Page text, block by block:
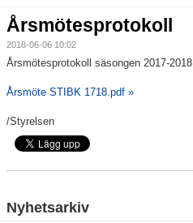
Avgifter
Årsmötesprotokoll
2018-06-06 10:02
Årsmötesprotokoll säsongen 2017-2018
Årsmöte STIBK 1718.pdf »
/Styrelsen
Nyhetsarkiv